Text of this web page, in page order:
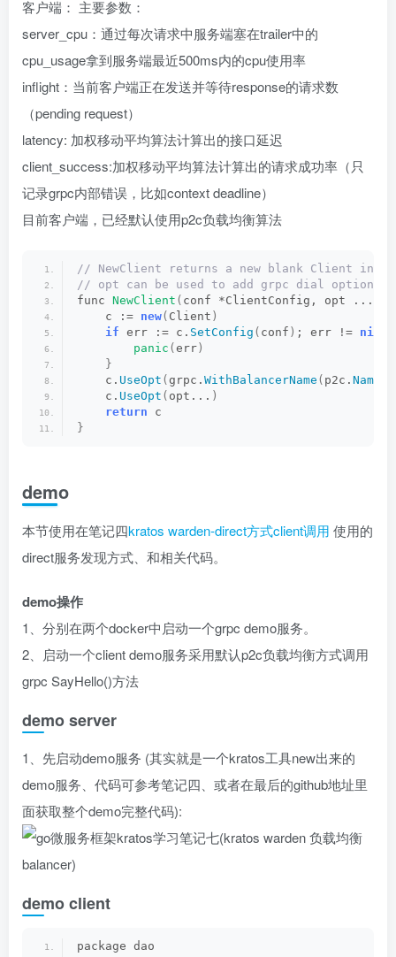
客户端： 主要参数：
server_cpu：通过每次请求中服务端塞在trailer中的
cpu_usage拿到服务端最近500ms内的cpu使用率
inflight：当前客户端正在发送并等待response的请求数
（pending request）
latency: 加权移动平均算法计算出的接口延迟
client_success:加权移动平均算法计算出的请求成功率（只
记录grpc内部错误，比如context deadline）
目前客户端，已经默认使用p2c负载均衡算法
// NewClient returns a new blank Client
// opt can be used to add grpc dial options.
func NewClient ( conf *ClientConfig, opt
    c :=
new( Client )
if err := c. SetConfig ( conf ) ; err != nil
panic ( err )
}
    c.
UseOpt ( grpc. WithBalancerName ( p2c. Name
    c.
UseOpt ( opt... )
return c
}
demo
本节使用在笔记四kratos warden-direct方式client调用 使用的
direct服务发现方式、和相关代码。
demo操作
1、分别在两个docker中启动一个grpc demo服务。
2、启动一个client demo服务采用默认p2c负载均衡方式调用
grpc SayHello()方法
demo server
1、先启动demo服务 (其实就是一个kratos工具new出来的
demo服务、代码可参考笔记四、或者在最后的github地址里
面获取整个demo完整代码):
demo client
package dao